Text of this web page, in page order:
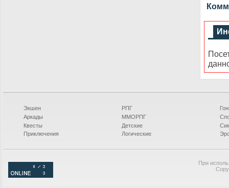
Экшен
Аркады
Квесты
Приключения
РПГ
ММОРПГ
Детские
Логические
При